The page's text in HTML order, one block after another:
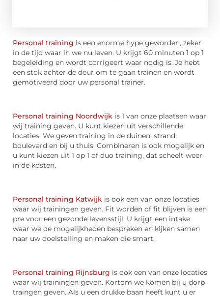
Personal training is een enorme hype geworden, zeker
in de tijd waar in we nu leven. U krijgt 60 minuten 1 op 1
begeleiding en wordt corrigeert waar nodig is. Je hebt
een stok achter de deur om te gaan trainen en wordt
gemotiveerd door uw personal trainer.
Personal training Noordwijk is 1 van onze plaatsen waar
wij training geven. U kunt kiezen uit verschillende
locaties. We geven training in de duinen, strand,
boulevard en bij u thuis. Combineren is ook mogelijk en
u kunt kiezen uit 1 op 1 of duo training, dat scheelt weer
in de kosten.
Personal training Katwijk is ook een van onze locaties
waar wij trainingen geven. Fit worden of fit blijven is een
pre voor een gezonde levensstijl. U krijgt een intake
waar we de mogelijkheden bespreken en kijken samen
naar uw doelstelling en maken die smart.
Personal training Rijnsburg is ook een van onze locaties
waar wij trainingen geven. Kortom we komen bij u dorp
traingen geven. Als u een drukke baan heeft kunt u er